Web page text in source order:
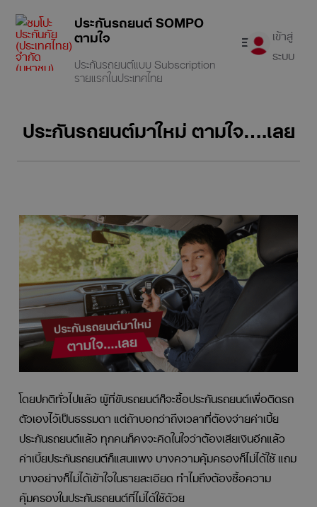
ประกันรถยนต์ SOMPO
ตามใจ
ประกันรถยนต์แบบ Subscription
รายแรกในประเทศไทย
เช็คเบี้ยออนไลน์
ประกันรถยนต์
บทความ
เคล็ดลับดูแลรถ
เข้าสู่
ระบบ
ประกันรถยนต์มาใหม่ ตามใจ….เลย
โดยปกติทั่วไปแล้ว ผู้ที่ขับรถยนต์ก็จะซื้อประกันรถยนต์เพื่อติดรถ
ตัวเองไว้เป็นธรรมดา แต่ถ้าบอกว่าถึงเวลาที่ต้องจ่ายค่าเบี้ย
ประกันรถยนต์แล้ว ทุกคนก็คงจะคิดในใจว่าต้องเสียเงินอีกแล้ว
ค่าเบี้ยประกันรถยนต์ก็แสนแพง บางความคุ้มครองก็ไม่ได้ใช้ แถม
บางอย่างก็ไม่ได้เข้าใจในรายละเอียด ทำไมถึงต้องซื้อความ
คุ้มครองในประกันรถยนต์ที่ไม่ได้ใช้ด้วย